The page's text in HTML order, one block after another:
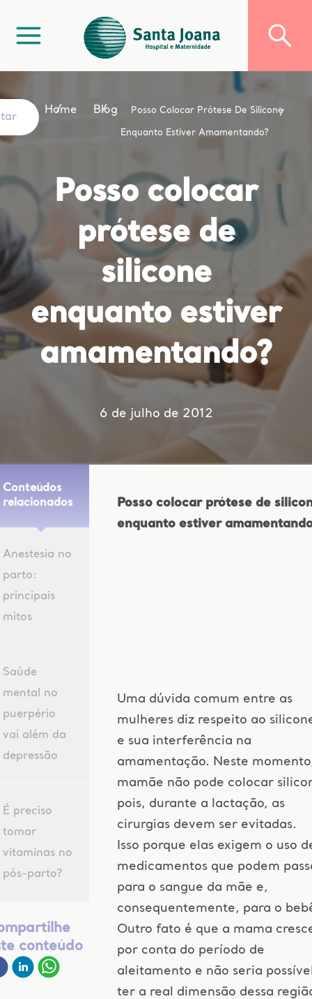
Home Blog Posso Colocar Prótese De Silicone
Enquanto Estiver Amamentando?
Posso colocar
prótese de
silicone
enquanto estiver
amamentando?
6 de julho de 2012
Conteúdos
relacionados
Anestesia no
parto:
principais
mitos
Saúde
mental no
puerpério
vai além da
depressão
É preciso
tomar
vitaminas no
pós-parto?
conteúdo
Posso colocar prótese de
enquanto estiver
Uma dúvida comum entre as
mulheres diz respeito ao
e sua interferência na
amamentação. Neste
mamãe não pode colocar
pois, durante a lactação, as
cirurgias devem ser evitadas.
Isso porque elas exigem o uso
medicamentos que podem
para o sangue da mãe e,
consequentemente, para o
Outro fato é que a mama
por conta do período de
aleitamento e não seria
ter a real dimensão dessa